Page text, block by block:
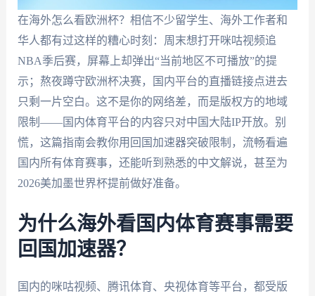
在海外怎么看欧洲杯？相信不少留学生、海外工作者和
华人都有过这样的糟心时刻：周末想打开咪咕视频追
NBA季后赛，屏幕上却弹出“当前地区不可播放”的提
示；熬夜蹲守欧洲杯决赛，国内平台的直播链接点进去
只剩一片空白。这不是你的网络差，而是版权方的地域
限制——国内体育平台的内容只对中国大陆IP开放。别
慌，这篇指南会教你用回国加速器突破限制，流畅看遍
国内所有体育赛事，还能听到熟悉的中文解说，甚至为
2026美加墨世界杯提前做好准备。
为什么海外看国内体育赛事需要
回国加速器？
国内的咪咕视频、腾讯体育、央视体育等平台，都受版